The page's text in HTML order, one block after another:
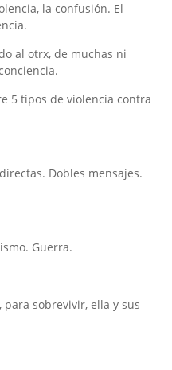
la confusión. El
al otrx, de muchas ni
5 tipos de violencia contra
Dobles mensajes.
Guerra.
sobrevivir, ella y sus